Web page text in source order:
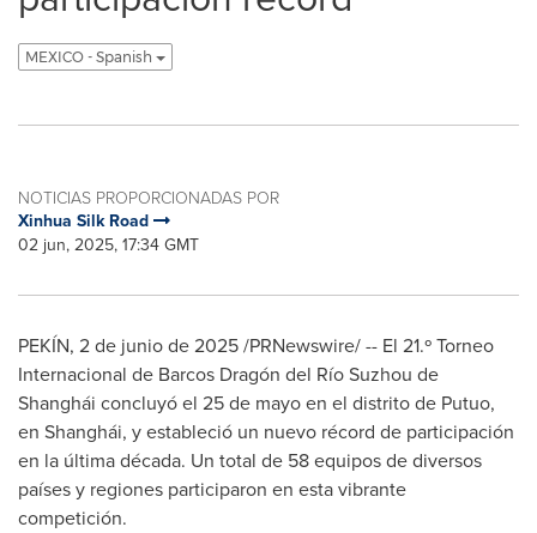
MEXICO - Spanish
NOTICIAS PROPORCIONADAS POR
Xinhua Silk Road
02 jun, 2025, 17:34 GMT
PEKÍN, 2 de junio de 2025/PRNewswire/ -- El 21.º Torneo
Internacional de Barcos Dragón del Río Suzhou de
Shanghái concluyó el 25 de mayo en el distrito de Putuo,
en Shanghái, y estableció un nuevo récord de participación
en la última década. Un total de 58 equipos de diversos
países y regiones participaron en esta vibrante
competición.